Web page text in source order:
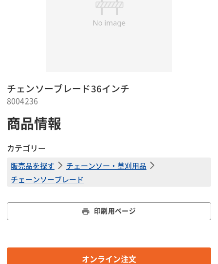
チェンソーブレード36インチ
8004236
商品情報
カテゴリー
販売品を探す
チェーンソー・草刈用品
チェーンソーブレード
印刷用ページ
オンライン注文